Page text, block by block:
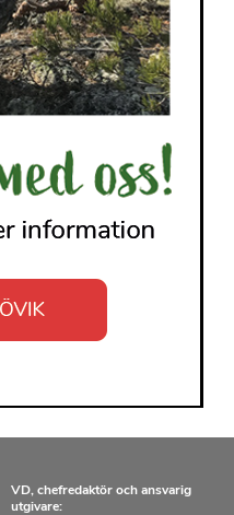
VD, chefredaktör och ansvarig
utgivare: